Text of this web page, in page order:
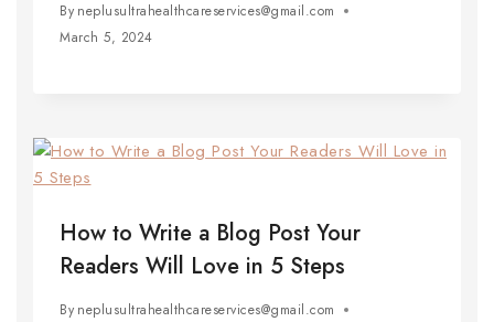
By neplusultrahealthcareservices@gmail.com
March 5, 2024
How to Write a Blog Post Your
Readers Will Love in 5 Steps
By neplusultrahealthcareservices@gmail.com